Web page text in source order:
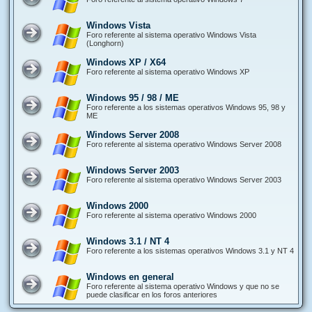
Windows Vista
Foro referente al sistema operativo Windows Vista
(Longhorn)
Windows XP / X64
Foro referente al sistema operativo Windows XP
Windows 95 / 98 / ME
Foro referente a los sistemas operativos Windows 95, 98 y
ME
Windows Server 2008
Foro referente al sistema operativo Windows Server 2008
Windows Server 2003
Foro referente al sistema operativo Windows Server 2003
Windows 2000
Foro referente al sistema operativo Windows 2000
Windows 3.1 / NT 4
Foro referente a los sistemas operativos Windows 3.1 y NT 4
Windows en general
Foro referente al sistema operativo Windows y que no se
puede clasificar en los foros anteriores